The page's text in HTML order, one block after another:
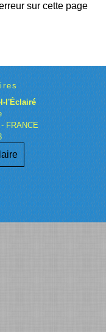
sur cette page
l'Éclairé
FRANCE